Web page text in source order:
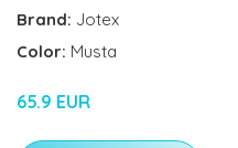
Brand: Jotex
Color: Musta
65.9 EUR